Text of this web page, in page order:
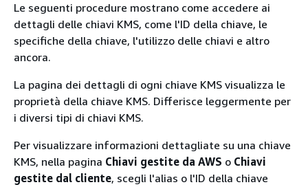
Le seguenti procedure mostrano come accedere ai
dettagli delle chiavi KMS, come l'ID della chiave, le
specifiche della chiave, l'utilizzo delle chiavi e altro
ancora.
La pagina dei dettagli di ogni chiave KMS visualizza le
proprietà della chiave KMS. Differisce leggermente per
i diversi tipi di chiavi KMS.
Per visualizzare informazioni dettagliate su una chiave
KMS, nella pagina Chiavi gestite da AWS o Chiavi
gestite dal cliente, scegli l'alias o l'ID della chiave